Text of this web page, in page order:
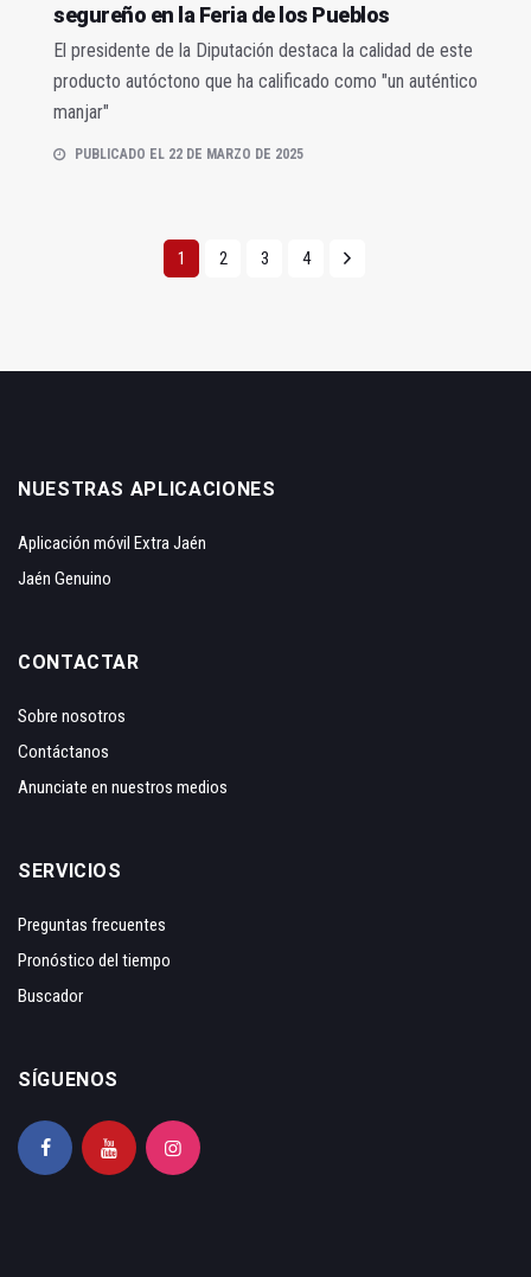
segureño en la Feria de los Pueblos
El presidente de la Diputación destaca la calidad de este
producto autóctono que ha calificado como "un auténtico
manjar"
PUBLICADO EL 22 DE MARZO DE 2025
1 2 3 4
NUESTRAS APLICACIONES
Aplicación móvil Extra Jaén
Jaén Genuino
CONTACTAR
Sobre nosotros
Contáctanos
Anunciate en nuestros medios
SERVICIOS
Preguntas frecuentes
Pronóstico del tiempo
Buscador
SÍGUENOS